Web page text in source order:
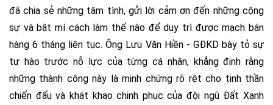
đã chia sẻ những tâm tình, gửi lời cảm ơn đến những cộng
sự và bật mí cách làm thế nào để duy trì được mạch bán
hàng 6 tháng liên tục. Ông Lưu Văn Hiền - GĐKD bày tỏ sự
tự hào trước nỗ lực của từng cá nhân, khẳng định rằng
những thành công này là minh chứng rõ rệt cho tinh thần
chiến đấu và khát khao chinh phục của đội ngũ Đất Xanh